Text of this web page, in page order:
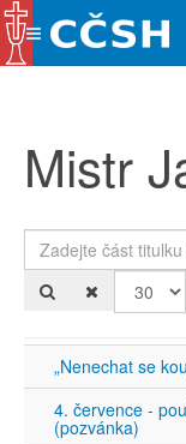
Mistr
Zadejte část titulku
„Nenechat se
4. července -
(pozvánka)